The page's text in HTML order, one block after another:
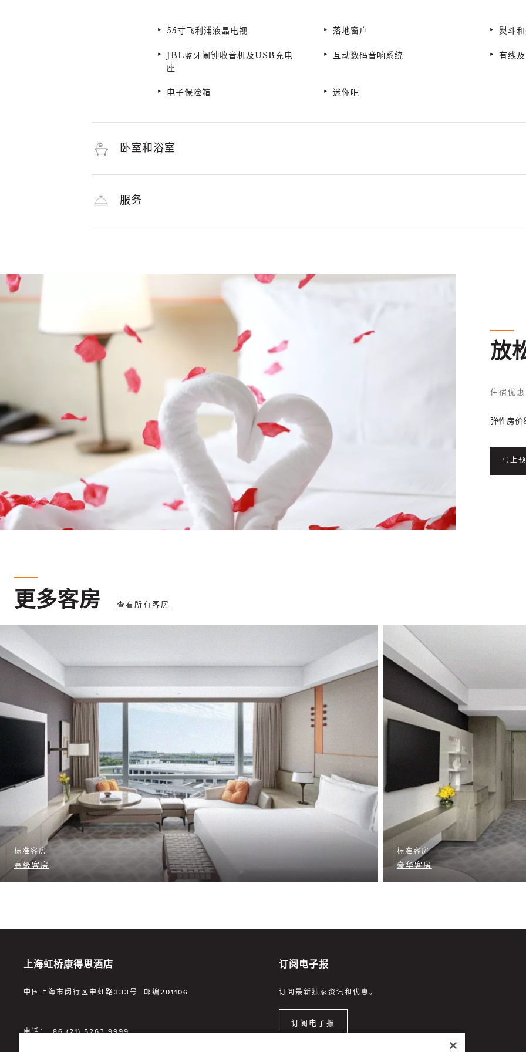
55寸飞利浦液晶电视 落地窗户 熨斗
JBL蓝牙闹钟收音机及USB充电
座
互动数码音响系统 有线
电子保险箱 迷你吧
卧室和浴室
服务
放
住宿优惠
弹性房价
马上
更多客房 查看所有客房
标准客房
高级客房
标准客房
豪华客房
上海虹桥康得思酒店
中国上海市闵行区申虹路333号 邮编201106
电话： 86 (21) 5263 9999
订阅电子报
订阅最新独家资讯和优惠。
订阅电子报